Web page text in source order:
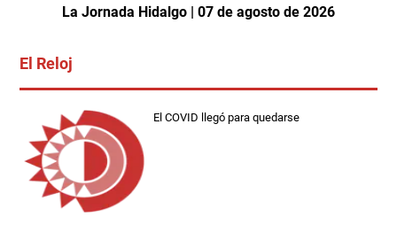
La Jornada Hidalgo | 07 de agosto de 2026
El Reloj
El COVID llegó para quedarse